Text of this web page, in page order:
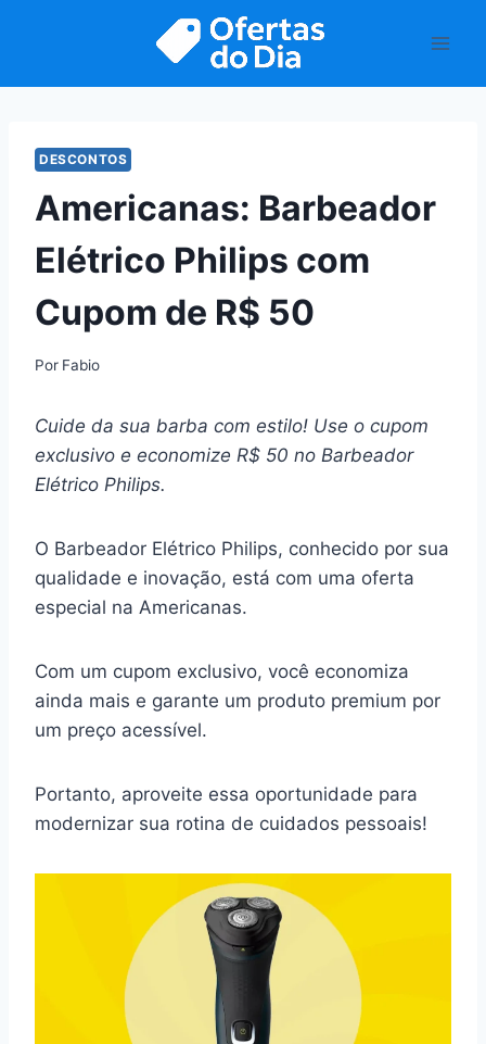
DESCONTOS
Americanas: Barbeador
Elétrico Philips com
Cupom de R$ 50
Por Fabio
Cuide da sua barba com estilo! Use o cupom
exclusivo e economize R$ 50 no Barbeador
Elétrico Philips.
O Barbeador Elétrico Philips, conhecido por sua
qualidade e inovação, está com uma oferta
especial na Americanas.
Com um cupom exclusivo, você economiza
ainda mais e garante um produto premium por
um preço acessível.
Portanto, aproveite essa oportunidade para
modernizar sua rotina de cuidados pessoais!